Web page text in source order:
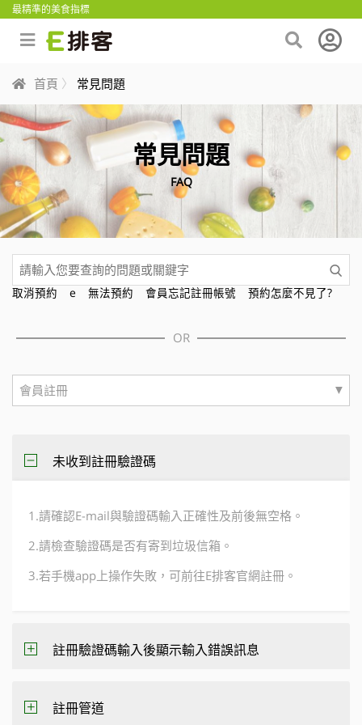
最精準的美食指標
首頁 常見問題
常見問題
FAQ
取消預約 e 無法預約 會員忘記註冊帳號 預約怎麼不見了?
OR
會員註冊 ▼
未收到註冊驗證碼
1.請確認E-mail與驗證碼輸入正確性及前後無空格。
2.請檢查驗證碼是否有寄到垃圾信箱。
3.若手機app上操作失敗，可前往E排客官網註冊。
註冊驗證碼輸入後顯示輸入錯誤訊息
註冊管道